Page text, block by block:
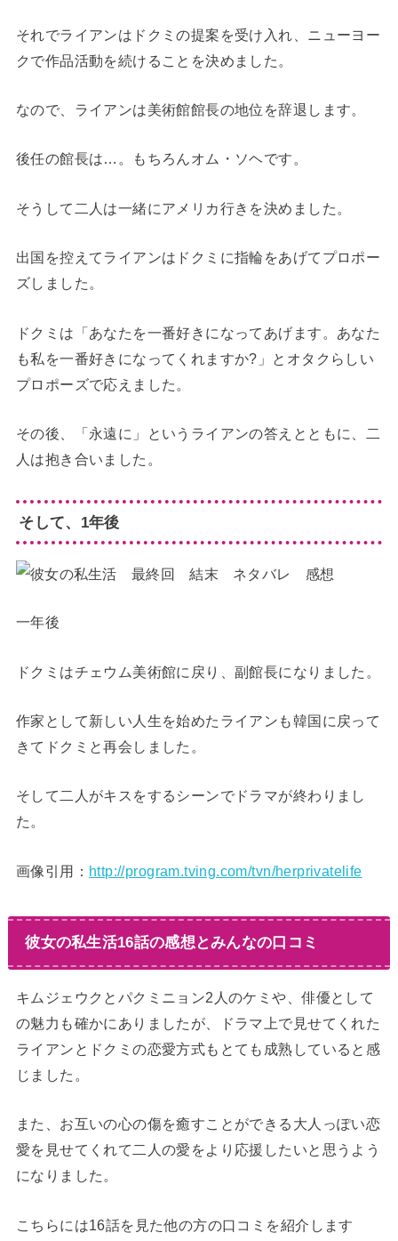
それでライアンはドクミの提案を受け入れ、ニューヨー
クで作品活動を続けることを決めました。
なので、ライアンは美術館館長の地位を辞退します。
後任の館長は…。もちろんオム・ソヘです。
そうして二人は一緒にアメリカ行きを決めました。
出国を控えてライアンはドクミに指輪をあげてプロポー
ズしました。
ドクミは「あなたを一番好きになってあげます。あなた
も私を一番好きになってくれますか?」とオタクらしい
プロポーズで応えました。
その後、「永遠に」というライアンの答えとともに、二
人は抱き合いました。
そして、1年後
一年後
ドクミはチェウム美術館に戻り、副館長になりました。
作家として新しい人生を始めたライアンも韓国に戻って
きてドクミと再会しました。
そして二人がキスをするシーンでドラマが終わりまし
た。
画像引用： http://program.tving.com/tvn/herprivatelife
彼女の私生活16話の感想とみんなの口コミ
キムジェウクとパクミニョン2人のケミや、俳優として
の魅力も確かにありましたが、ドラマ上で見せてくれた
ライアンとドクミの恋愛方式もとても成熟していると感
じました。
また、お互いの心の傷を癒すことができる大人っぽい恋
愛を見せてくれて二人の愛をより応援したいと思うよう
になりました。
こちらには16話を見た他の方の口コミを紹介します